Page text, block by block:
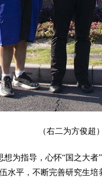
（右二为方俊超）
为指导，心怀“国之大
水平，不断完善研究生